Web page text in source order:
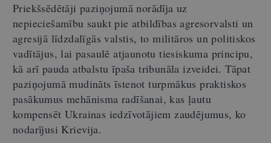
Priekšsēdētāji paziņojumā norādīja uz
nepieciešamību saukt pie atbildības agresorvalsti un
agresijā līdzdalīgās valstis, to militāros un politiskos
vadītājus, lai pasaulē atjaunotu tiesiskuma principu,
kā arī pauda atbalstu īpaša tribunāla izveidei. Tāpat
paziņojumā mudināts īstenot turpmākus praktiskos
pasākumus mehānisma radīšanai, kas ļautu
kompensēt Ukrainas iedzīvotājiem zaudējumus, ko
nodarījusi Krievija.